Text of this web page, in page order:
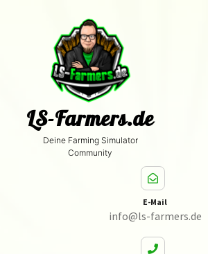
LS-Farmers.de
Deine Farming Simulator
Community
E-Mail
info@ls-farmers.de